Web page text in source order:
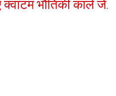
क्वांटम भौतिकी कार्ल जे.